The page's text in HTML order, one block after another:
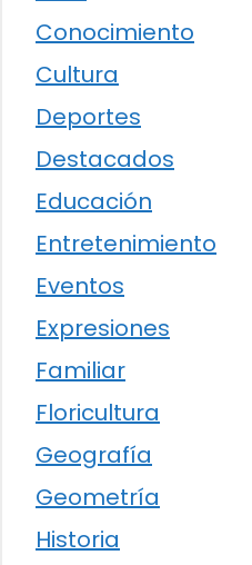
Conocimiento
Cultura
Deportes
Destacados
Educación
Entretenimiento
Eventos
Expresiones
Familiar
Floricultura
Geografía
Geometría
Historia